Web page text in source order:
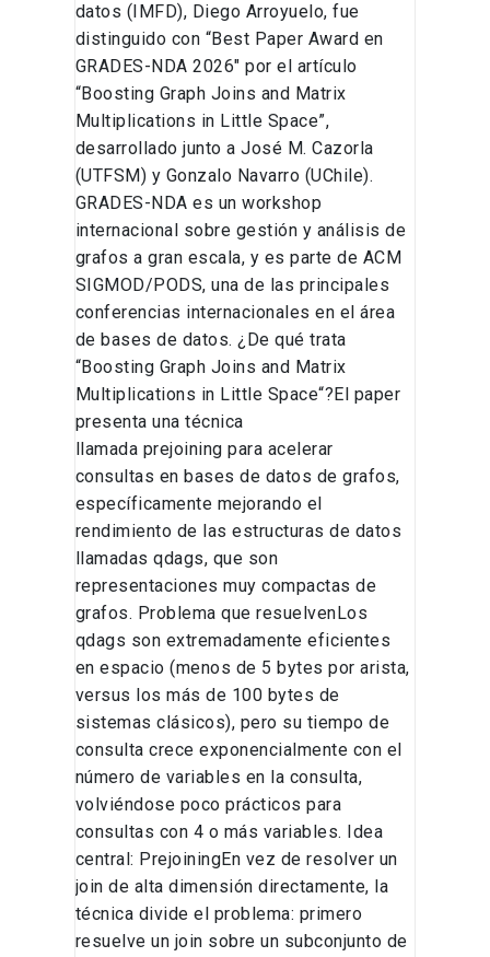
datos (IMFD), Diego Arroyuelo, fue
distinguido con “Best Paper Award en
GRADES-NDA 2026″ por el artículo
“Boosting Graph Joins and Matrix
Multiplications in Little Space”,
desarrollado junto a José M. Cazorla
(UTFSM) y Gonzalo Navarro (UChile).
GRADES-NDA es un workshop
internacional sobre gestión y análisis de
grafos a gran escala, y es parte de ACM
SIGMOD/PODS, una de las principales
conferencias internacionales en el área
de bases de datos. ¿De qué trata
“Boosting Graph Joins and Matrix
Multiplications in Little Space“?El paper
presenta una técnica
llamada prejoining para acelerar
consultas en bases de datos de grafos,
específicamente mejorando el
rendimiento de las estructuras de datos
llamadas qdags, que son
representaciones muy compactas de
grafos. Problema que resuelvenLos
qdags son extremadamente eficientes
en espacio (menos de 5 bytes por arista,
versus los más de 100 bytes de
sistemas clásicos), pero su tiempo de
consulta crece exponencialmente con el
número de variables en la consulta,
volviéndose poco prácticos para
consultas con 4 o más variables. Idea
central: PrejoiningEn vez de resolver un
join de alta dimensión directamente, la
técnica divide el problema: primero
resuelve un join sobre un subconjunto de